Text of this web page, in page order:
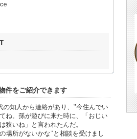
件をご紹介できます
の知人から連絡があり、’’今住んでい
ね。孫が遊びに来た時に、「おじい
狭いね」と言われたんだ。
場所がないかな’’と相談を受けまし